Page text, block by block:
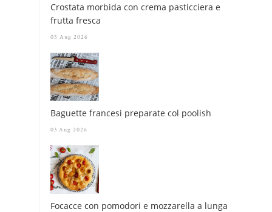
Crostata morbida con crema pasticciera e
frutta fresca
05 Aug 2026
Baguette francesi preparate col poolish
03 Aug 2026
Focacce con pomodori e mozzarella a lunga